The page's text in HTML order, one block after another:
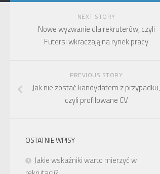
NEXT STORY
Nowe wyzwanie dla rekruterów, czyli
Futersi wkraczają na rynek pracy
PREVIOUS STORY
Jak nie zostać kandydatem z przypadku,
czyli profilowane CV
OSTATNIE WPISY
Jakie wskaźniki warto mierzyć w